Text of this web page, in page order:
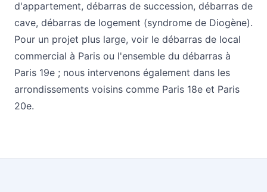
d'appartement, débarras de succession, débarras de
cave, débarras de logement (syndrome de Diogène).
Pour un projet plus large, voir le débarras de local
commercial à Paris ou l'ensemble du débarras à
Paris 19e ; nous intervenons également dans les
arrondissements voisins comme Paris 18e et Paris
20e.